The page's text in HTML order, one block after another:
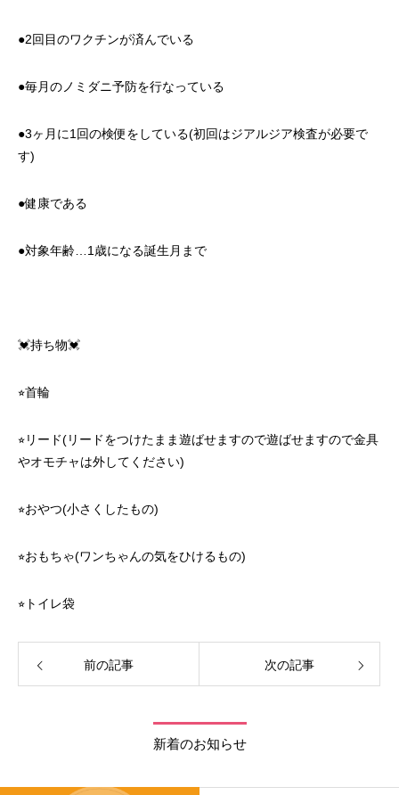
●2回目のワクチンが済んでいる
●毎月のノミダニ予防を行なっている
●3ヶ月に1回の検便をしている(初回はジアルジア検査が必要で
す)
●健康である
●対象年齢…1歳になる誕生月まで
💓持ち物💓
⭐︎首輪
⭐︎リード(リードをつけたまま遊ばせますので遊ばせますので金具
やオモチャは外してください)
⭐︎おやつ(小さくしたもの)
⭐︎おもちゃ(ワンちゃんの気をひけるもの)
⭐︎トイレ袋
前の記事 次の記事
新着のお知らせ